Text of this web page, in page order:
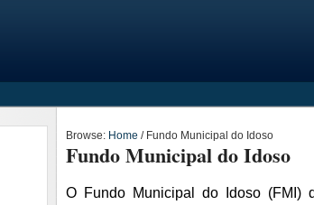
Browse: Home / Fundo Municipal do Idoso
Fundo Municipal do Idoso
O Fundo Municipal do Idoso (FMI)